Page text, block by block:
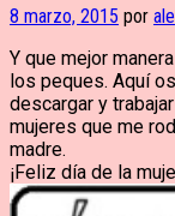
8 marzo, 2015 por ale
Y que mejor
los peques. Aquí
descargar y
mujeres que me
madre.
¡Feliz día de la